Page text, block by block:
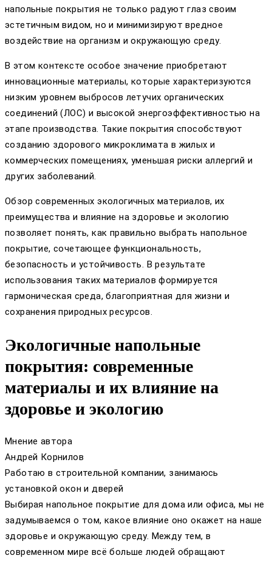
напольные покрытия не только радуют глаз своим
эстетичным видом, но и минимизируют вредное
воздействие на организм и окружающую среду.
В этом контексте особое значение приобретают
инновационные материалы, которые характеризуются
низким уровнем выбросов летучих органических
соединений (ЛОС) и высокой энергоэффективностью на
этапе производства. Такие покрытия способствуют
созданию здорового микроклимата в жилых и
коммерческих помещениях, уменьшая риски аллергий и
других заболеваний.
Обзор современных экологичных материалов, их
преимущества и влияние на здоровье и экологию
позволяет понять, как правильно выбрать напольное
покрытие, сочетающее функциональность,
безопасность и устойчивость. В результате
использования таких материалов формируется
гармоническая среда, благоприятная для жизни и
сохранения природных ресурсов.
Экологичные напольные
покрытия: современные
материалы и их влияние на
здоровье и экологию
Мнение автора
Андрей Корнилов
Работаю в строительной компании, занимаюсь
установкой окон и дверей
Выбирая напольное покрытие для дома или офиса, мы не
задумываемся о том, какое влияние оно окажет на наше
здоровье и окружающую среду. Между тем, в
современном мире всё больше людей обращают